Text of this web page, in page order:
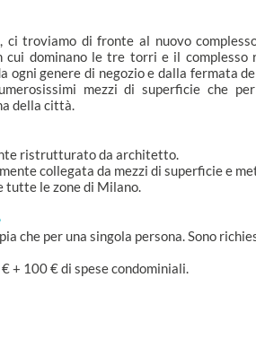
ci troviamo di fronte al nuovo
cui dominano le tre torri e il complesso
ogni genere di negozio e dalla fermata
mezzi di superficie che
della città.
ristrutturato da architetto.
collegata da mezzi di superficie e
tutte le zone di Milano.
che per una singola persona. Sono
+ 100 € di spese condominiali.